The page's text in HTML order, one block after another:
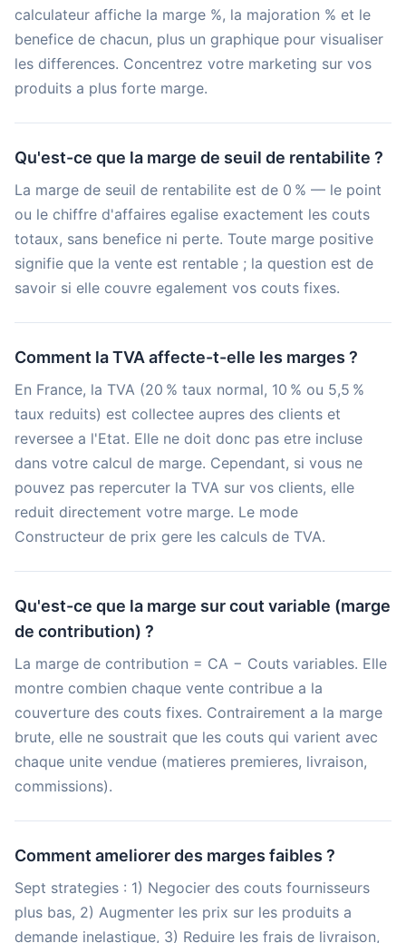
calculateur affiche la marge %, la majoration % et le
benefice de chacun, plus un graphique pour visualiser
les differences. Concentrez votre marketing sur vos
produits a plus forte marge.
Qu'est-ce que la marge de seuil de rentabilite ?
La marge de seuil de rentabilite est de 0 % — le point
ou le chiffre d'affaires egalise exactement les couts
totaux, sans benefice ni perte. Toute marge positive
signifie que la vente est rentable ; la question est de
savoir si elle couvre egalement vos couts fixes.
Comment la TVA affecte-t-elle les marges ?
En France, la TVA (20 % taux normal, 10 % ou 5,5 %
taux reduits) est collectee aupres des clients et
reversee a l'Etat. Elle ne doit donc pas etre incluse
dans votre calcul de marge. Cependant, si vous ne
pouvez pas repercuter la TVA sur vos clients, elle
reduit directement votre marge. Le mode
Constructeur de prix gere les calculs de TVA.
Qu'est-ce que la marge sur cout variable (marge
de contribution) ?
La marge de contribution = CA − Couts variables. Elle
montre combien chaque vente contribue a la
couverture des couts fixes. Contrairement a la marge
brute, elle ne soustrait que les couts qui varient avec
chaque unite vendue (matieres premieres, livraison,
commissions).
Comment ameliorer des marges faibles ?
Sept strategies : 1) Negocier des couts fournisseurs
plus bas, 2) Augmenter les prix sur les produits a
demande inelastique, 3) Reduire les frais de livraison,